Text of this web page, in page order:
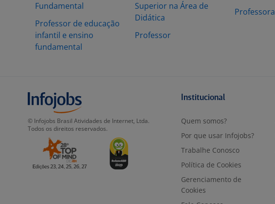
Fundamental
Professor de educação
infantil e ensino
fundamental
Superior na Área de
Didática
Professor
Professora
© Infojobs Brasil Atividades de Internet, Ltda.
Todos os direitos reservados.
Institucional
Quem somos?
Por que usar Infojobs?
Trabalhe Conosco
Política de Cookies
Gerenciamento de
Cookies